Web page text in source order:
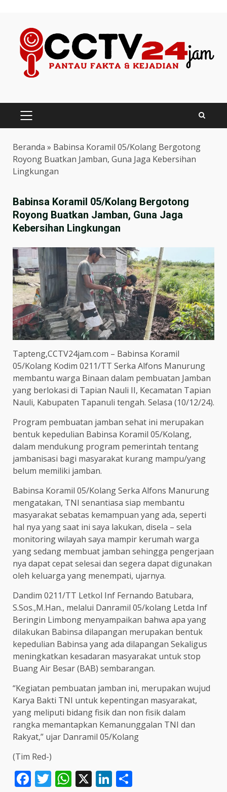
content
PRIMARY
MENU
Beranda » Babinsa Koramil 05/Kolang Bergotong
Royong Buatkan Jamban, Guna Jaga Kebersihan
Lingkungan
Babinsa Koramil 05/Kolang Bergotong
Royong Buatkan Jamban, Guna Jaga
Kebersihan Lingkungan
Tapteng,CCTV24jam.com – Babinsa Koramil
05/Kolang Kodim 0211/TT Serka Alfons Manurung
membantu warga Binaan dalam pembuatan Jamban
yang berlokasi di Tapian Nauli II, Kecamatan Tapian
Nauli, Kabupaten Tapanuli tengah. Selasa (10/12/24).
Program pembuatan jamban sehat ini merupakan
bentuk kepedulian Babinsa Koramil 05/Kolang,
dalam mendukung program pemerintah tentang
jambanisasi bagi masyarakat kurang mampu/yang
belum memiliki jamban.
Babinsa Koramil 05/Kolang Serka Alfons Manurung
mengatakan, TNI senantiasa siap membantu
masyarakat sebatas kemampuan yang ada, seperti
hal nya yang saat ini saya lakukan, disela – sela
monitoring wilayah saya mampir kerumah warga
yang sedang membuat jamban sehingga pengerjaan
nya dapat cepat selesai dan segera dapat digunakan
oleh keluarga yang menempati, ujarnya.
Dandim 0211/TT Letkol Inf Fernando Batubara,
S.Sos.,M.Han., melalui Danramil 05/kolang Letda Inf
Beringin Limbong menyampaikan bahwa apa yang
dilakukan Babinsa dilapangan merupakan bentuk
kepedulian Babinsa yang ada dilapangan Sekaligus
meningkatkan kesadaran masyarakat untuk stop
Buang Air Besar (BAB) sembarangan.
“Kegiatan pembuatan jamban ini, merupakan wujud
Karya Bakti TNI untuk kepentingan masyarakat,
yang meliputi bidang fisik dan non fisik dalam
rangka memantapkan Kemanunggalan TNI dan
Rakyat,” ujar Danramil 05/Kolang
(Tim Red-)
Facebook
Twitter
WhatsApp
X LinkedIn